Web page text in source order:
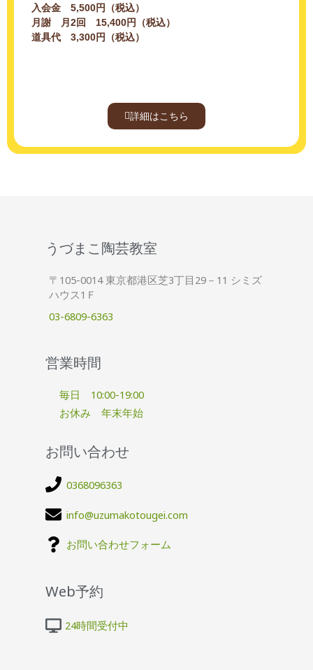
入会金 5,500円（税込）
月謝 月2回 15,400円（税込）
道具代 3,300円（税込）
詳細はこちら
うづまこ陶芸教室
〒105-0014 東京都港区芝3丁目29－11 シミズ
ハウス1Ｆ
03-6809-6363
営業時間
毎日 10:00-19:00
お休み 年末年始
お問い合わせ
0368096363
info@uzumakotougei.com
お問い合わせフォーム
Web予約
24時間受付中